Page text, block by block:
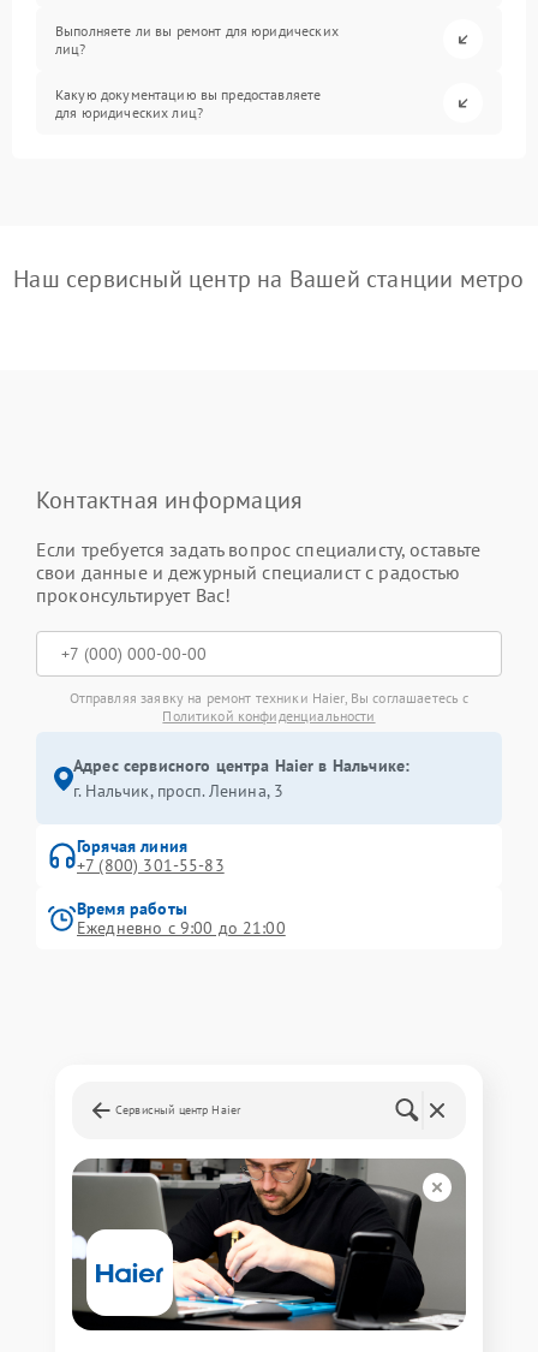
Выполняете ли вы ремонт для юридических
лиц?
Какую документацию вы предоставляете
для юридических лиц?
Наш сервисный центр на Вашей станции метро
Контактная информация
Если требуется задать вопрос специалисту, оставьте
свои данные и дежурный специалист с радостью
проконсультирует Вас!
Отправляя заявку на ремонт техники Haier, Вы соглашаетесь с
Политикой конфиденциальности
Адрес сервисного центра Haier в Нальчике:
г. Нальчик, просп. Ленина, 3
Горячая линия
+7 (800) 301-55-83
Время работы
Ежедневно с 9:00 до 21:00
Сервисный центр Haier